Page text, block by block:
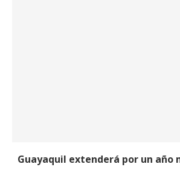
Guayaquil extenderá por un año